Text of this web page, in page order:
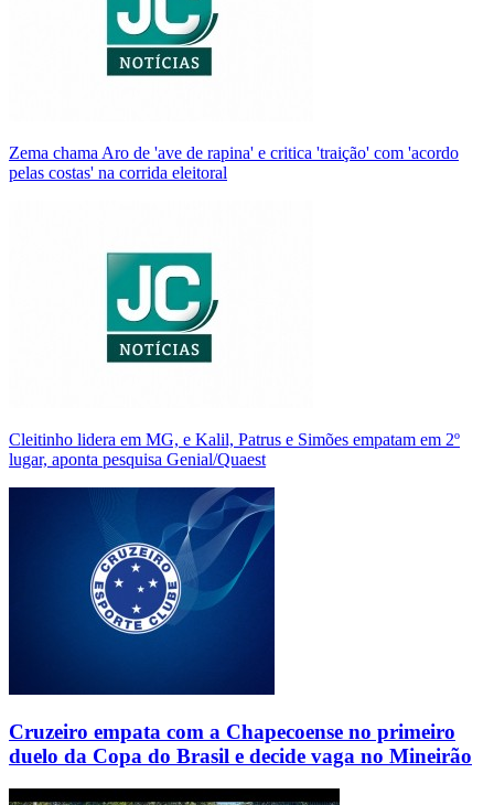
Zema chama Aro de 'ave de rapina' e critica 'traição' com 'acordo
pelas costas' na corrida eleitoral
Cleitinho lidera em MG, e Kalil, Patrus e Simões empatam em 2º
lugar, aponta pesquisa Genial/Quaest
Cruzeiro empata com a Chapecoense no primeiro
duelo da Copa do Brasil e decide vaga no Mineirão